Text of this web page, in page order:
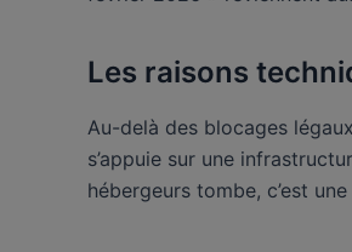
Les raisons
Au-delà des blocages
s’appuie sur une
hébergeurs tombe, c’est